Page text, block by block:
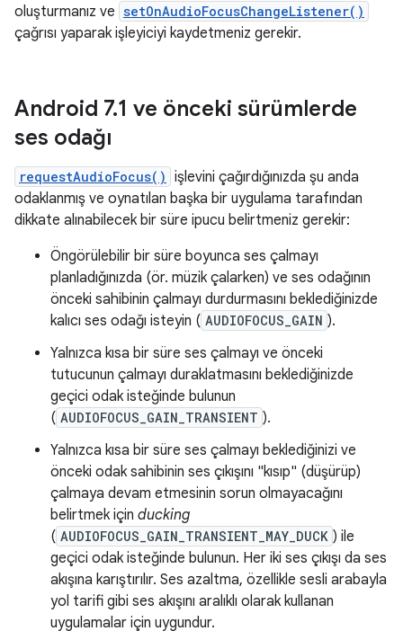
oluşturmanız ve setOnAudioFocusChangeListener()
çağrısı yaparak işleyiciyi kaydetmeniz gerekir.
Android 7.1 ve önceki sürümlerde
ses odağı
requestAudioFocus() işlevini çağırdığınızda şu anda
odaklanmış ve oynatılan başka bir uygulama tarafından
dikkate alınabilecek bir süre ipucu belirtmeniz gerekir:
Öngörülebilir bir süre boyunca ses çalmayı
planladığınızda (ör. müzik çalarken) ve ses odağının
önceki sahibinin çalmayı durdurmasını beklediğinizde
kalıcı ses odağı isteyin ( AUDIOFOCUS_GAIN ).
Yalnızca kısa bir süre ses çalmayı ve önceki
tutucunun çalmayı duraklatmasını beklediğinizde
geçici odak isteğinde bulunun
( AUDIOFOCUS_GAIN_TRANSIENT ).
Yalnızca kısa bir süre ses çalmayı beklediğinizi ve
önceki odak sahibinin ses çıkışını "kısıp" (düşürüp)
çalmaya devam etmesinin sorun olmayacağını
belirtmek için ducking
( AUDIOFOCUS_GAIN_TRANSIENT_MAY_DUCK ) ile
geçici odak isteğinde bulunun. Her iki ses çıkışı da ses
akışına karıştırılır. Ses azaltma, özellikle sesli arabayla
yol tarifi gibi ses akışını aralıklı olarak kullanan
uygulamalar için uygundur.